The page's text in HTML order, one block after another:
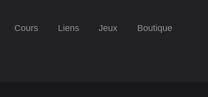
Cours Liens Jeux Boutique